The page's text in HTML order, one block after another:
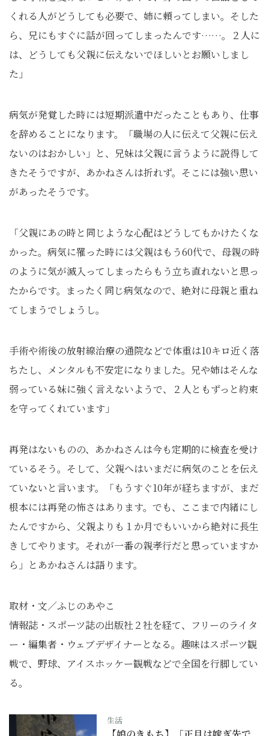
くれる人がどうしても必要で、姉に頼ってしまい。そした
ら、兄にもすぐに話が回ってしまったんです……。２人に
は、どうしても父親に伝えないでほしいとお願いしまし
た」
病気が発覚した時には短期派遣中だったこともあり、仕事
を辞めることになります。「職場の人に伝えて父親に伝え
ないのはおかしい」と、兄妹は父親に言うように説得して
きたそうですが、あかねさんは折れず。そこには強い思い
があったそうです。
「父親にあの時と同じような心配はどうしてもかけたくな
かった。病気に罹った時には父親はもう60代で、母親の時
のように気が滅入ってしまったらもう立ち直れないと思っ
たからです。まったく同じ病気なので、絶対に母親と重ね
てしまうでしょうし。
手術や術後の放射線治療の通院などで体重は10キロ近く落
ちたし、メンタルも不安定になりました。兄や姉はそんな
弱っている妹に強く言えないようで、２人ともずっと約束
を守ってくれています」
再発はないものの、あかねさんは今も定期的に検査を受け
ているそう。そして、父親へはいまだに病気のことを伝え
ていないと言います。「もうすぐ10年が経ちますが、まだ
根本には再発の怖さはあります。でも、ここまで内緒にし
たんですから、父親よりも１か月でもいいから絶対に長生
きしてやります。それが一番の親孝行だと思っていますか
ら」とあかねさんは語ります。
取材・文／ふじのあやこ
情報誌・スポーツ誌の出版社２社を経て、フリーのライタ
ー・編集者・ウェブデザイナーとなる。趣味はスポーツ観
戦で、野球、アイスホッケー観戦などで全国を行脚してい
る。
生活